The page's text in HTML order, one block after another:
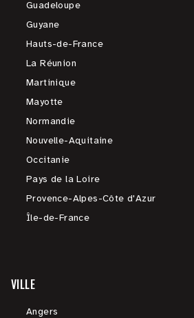
Guadeloupe
Guyane
Hauts-de-France
La Réunion
Martinique
Mayotte
Normandie
Nouvelle-Aquitaine
Occitanie
Pays de la Loire
Provence-Alpes-Côte d'Azur
Île-de-France
VILLE
Angers